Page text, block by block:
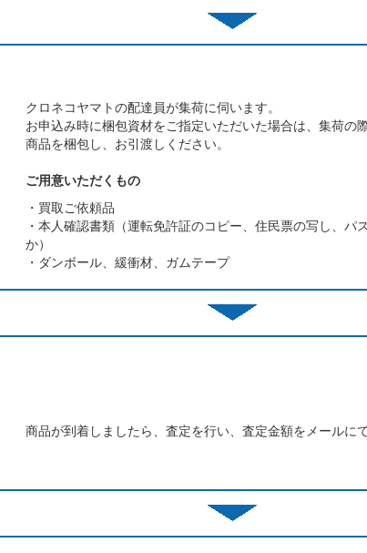
クロネコヤマトの配達員が集荷に伺います。
お申込み時に梱包資材をご指定いただいた場合は、集荷の
商品を梱包し、お引渡しください。
ご用意いただくもの
・買取ご依頼品
・本人確認書類（運転免許証のコピー、住民票の写し、
か）
・ダンボール、緩衝材、ガムテープ
商品が到着しましたら、査定を行い、査定金額をメールに